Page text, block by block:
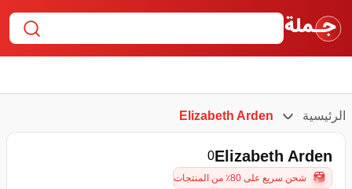
الرئيسية Elizabeth Arden
Elizabeth Arden
0
شحن سريع على 80٪ من المنتجات